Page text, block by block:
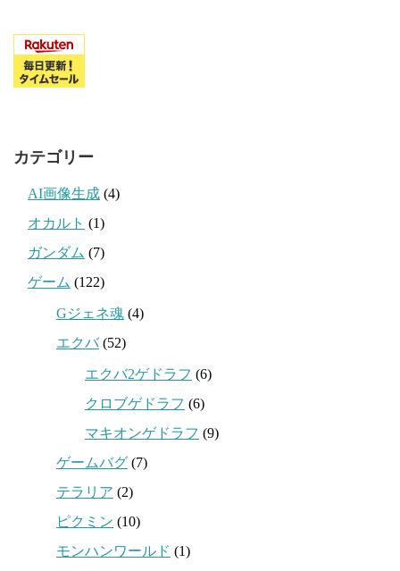
カテゴリー
AI画像生成 (4)
オカルト (1)
ガンダム (7)
ゲーム (122)
Gジェネ魂 (4)
エクバ(52)
エクバ2ゲドラフ (6)
クロブゲドラフ (6)
マキオンゲドラフ (9)
ゲームバグ (7)
テラリア (2)
ピクミン (10)
モンハンワールド (1)